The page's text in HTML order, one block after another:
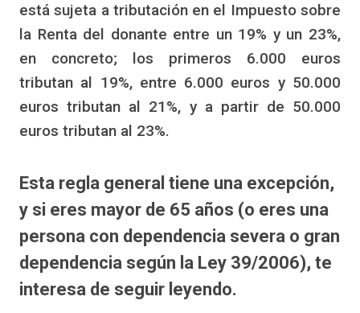
está sujeta a tributación en el Impuesto sobre
la Renta del donante entre un 19% y un 23%,
en concreto; los primeros 6.000 euros
tributan al 19%, entre 6.000 euros y 50.000
euros tributan al 21%, y a partir de 50.000
euros tributan al 23%.
Esta regla general tiene una excepción,
y si eres mayor de 65 años (o eres una
persona con dependencia severa o gran
dependencia según la Ley 39/2006), te
interesa de seguir leyendo.